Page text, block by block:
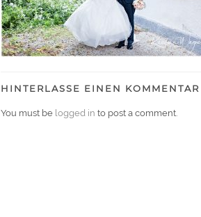
HINTERLASSE EINEN KOMMENTAR
You must be logged in to post a comment.